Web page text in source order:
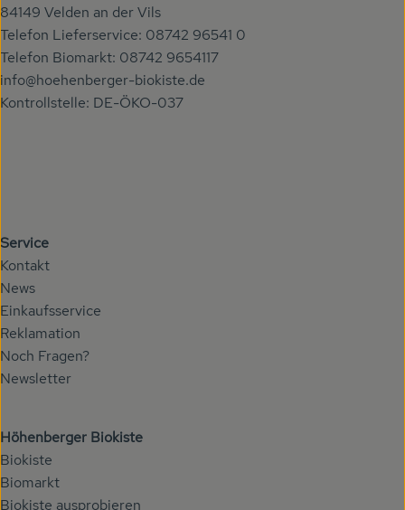
84149 Velden an der Vils
Telefon Lieferservice: 08742 96541 0
Telefon Biomarkt: 08742 9654117
info@hoehenberger-biokiste.de
Kontrollstelle: DE-ÖKO-037
Service
Kontakt
News
Einkaufsservice
Reklamation
Noch Fragen?
Newsletter
Höhenberger Biokiste
Biokiste
Biomarkt
Biokiste ausprobieren